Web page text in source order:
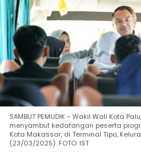
SAMBUT PEMUDIK - Wakil Wali Kota
menyambut kedatangan peserta
Kota Makassar, di Terminal Tipo,
(23/03/2025). FOTO: IST